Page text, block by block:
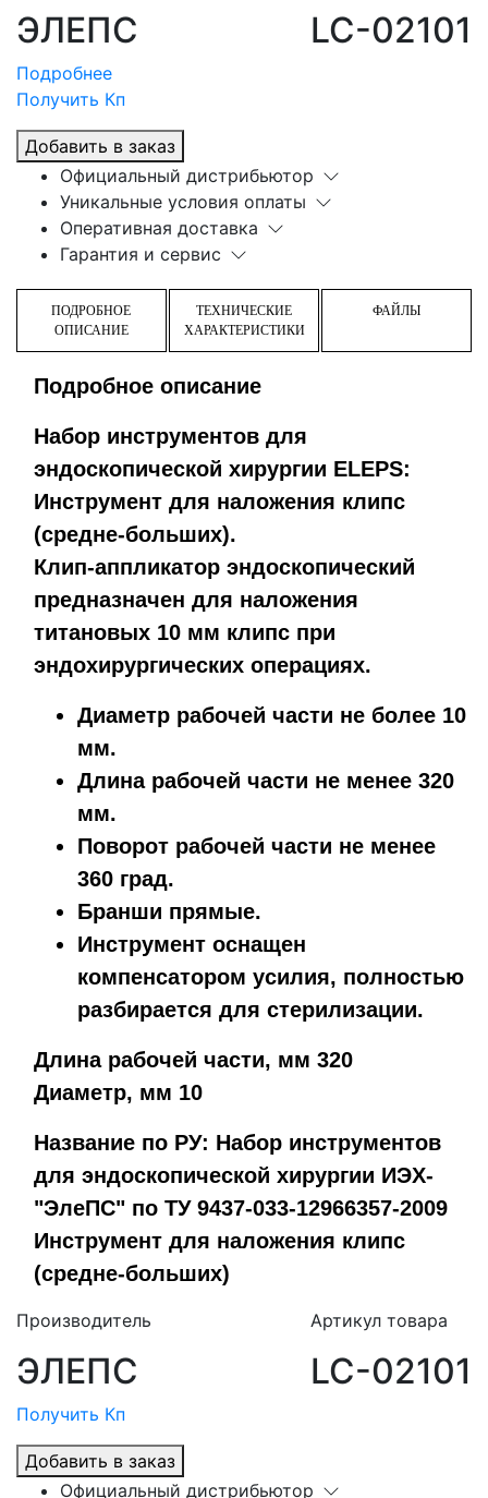
ЭЛЕПС LC-02101
Подробнее
Получить Кп
Добавить в заказ
Официальный дистрибьютор
Уникальные условия оплаты
Оперативная доставка
Гарантия и сервис
ПОДРОБНОЕ
ОПИСАНИЕ
ТЕХНИЧЕСКИЕ
ХАРАКТЕРИСТИКИ
ФАЙЛЫ
Подробное описание
Набор инструментов для
эндоскопической хирургии ELEPS:
Инструмент для наложения клипс
(средне-больших).
Клип-аппликатор эндоскопический
предназначен для наложения
титановых 10 мм клипс при
эндохирургических операциях.
Диаметр рабочей части не более 10
мм.
Длина рабочей части не менее 320
мм.
Поворот рабочей части не менее
360 град.
Бранши прямые.
Инструмент оснащен
компенсатором усилия, полностью
разбирается для стерилизации.
Длина рабочей части, мм 320
Диаметр, мм 10
Название по РУ: Набор инструментов
для эндоскопической хирургии ИЭХ-
"ЭлеПС" по ТУ 9437-033-12966357-2009
Инструмент для наложения клипс
(средне-больших)
Производитель
ЭЛЕПС
Артикул товара
LC-02101
Получить Кп
Добавить в заказ
Официальный дистрибьютор